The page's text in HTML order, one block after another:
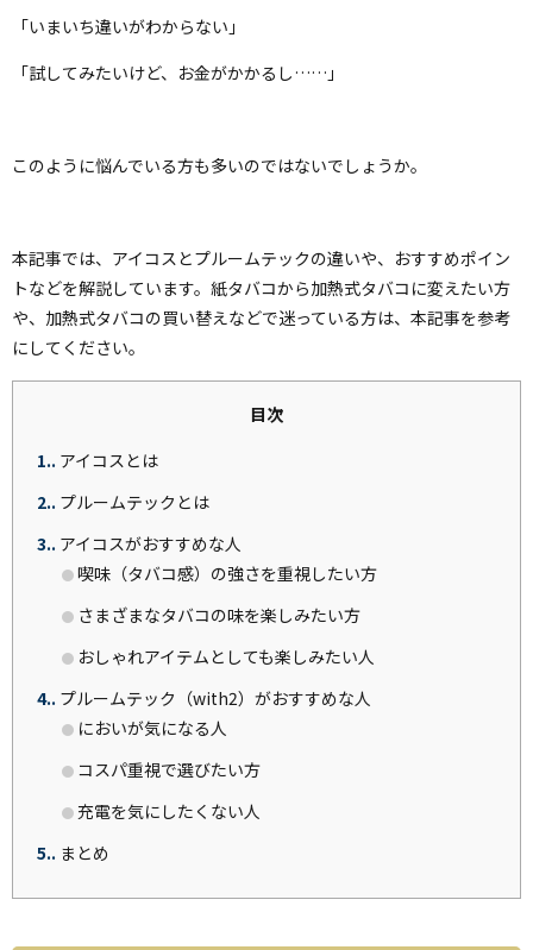
「いまいち違いがわからない」
「試してみたいけど、お金がかかるし……」
このように悩んでいる方も多いのではないでしょうか。
本記事では、アイコスとプルームテックの違いや、おすすめポイン
トなどを解説しています。紙タバコから加熱式タバコに変えたい方
や、加熱式タバコの買い替えなどで迷っている方は、本記事を参考
にしてください。
目次
1. アイコスとは
2. プルームテックとは
3. アイコスがおすすめな人
喫味（タバコ感）の強さを重視したい方
さまざまなタバコの味を楽しみたい方
おしゃれアイテムとしても楽しみたい人
4. プルームテック（with2）がおすすめな人
においが気になる人
コスパ重視で選びたい方
充電を気にしたくない人
5. まとめ